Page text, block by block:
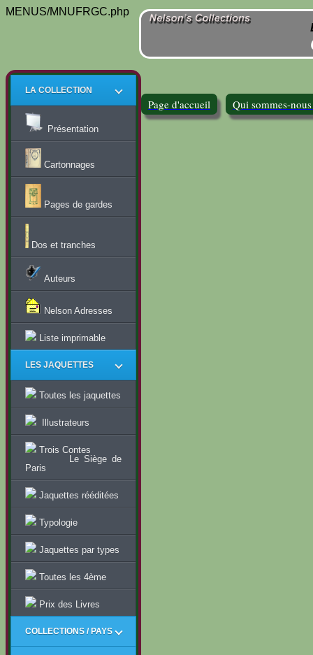
MENUS/MNUFRGC.php
LA COLLECTION
Présentation
Cartonnages
Pages de gardes
Dos et tranches
Auteurs
Nelson Adresses
Liste imprimable
LES JAQUETTES
Toutes les jaquettes
Illustrateurs
Trois Contes
Le Siège de
Paris
Jaquettes rééditées
Typologie
Jaquettes par types
Toutes les 4ème
Prix des Livres
COLLECTIONS / PAYS
Page d'accueil Qui sommes-